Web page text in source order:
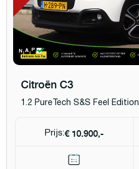
Citroën C3
1.2 PureTech S&S Feel Edition
Prijs:€ 10.900,-